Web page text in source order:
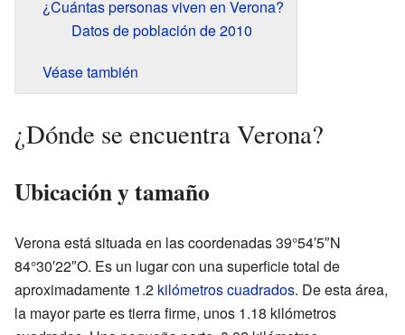
¿Cuántas personas viven en Verona?
Datos de población de 2010
Véase también
¿Dónde se encuentra Verona?
Ubicación y tamaño
Verona está situada en las coordenadas 39°54′5″N
84°30′22″O. Es un lugar con una superficie total de
aproximadamente 1.2 kilómetros cuadrados. De esta área,
la mayor parte es tierra firme, unos 1.18 kilómetros